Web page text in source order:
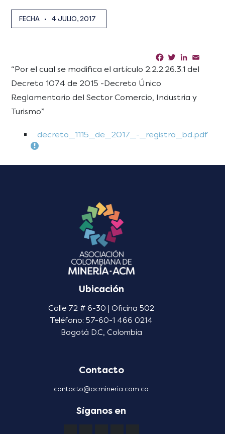
FECHA • 4 JULIO, 2017
Facebook
TwitterLinkedIn
“Por el cual se modifica el artículo 2.2.2.26.3.1 del
Decreto 1074 de 2015 -Decreto Único
Reglamentario del Sector Comercio, Industria y
Turismo”
decreto_1115_de_2017_-_registro_bd.pdf
Ubicación
Calle 72 # 6-30 | Oficina 502
Teléfono: 57-60-1 466 0214
Bogotá D.C, Colombia
Contacto
contacto@acmineria.com.co
Síganos en